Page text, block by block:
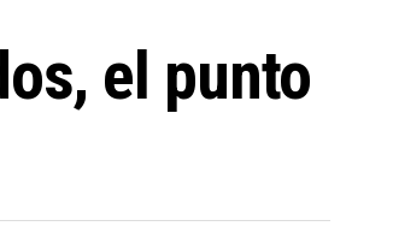
el punto